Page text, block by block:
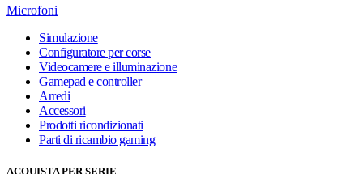
Microfoni
Simulazione
Configuratore per corse
Videocamere e illuminazione
Gamepad e controller
Arredi
Accessori
Prodotti ricondizionati
Parti di ricambio gaming
ACQUISTA PER SERIE